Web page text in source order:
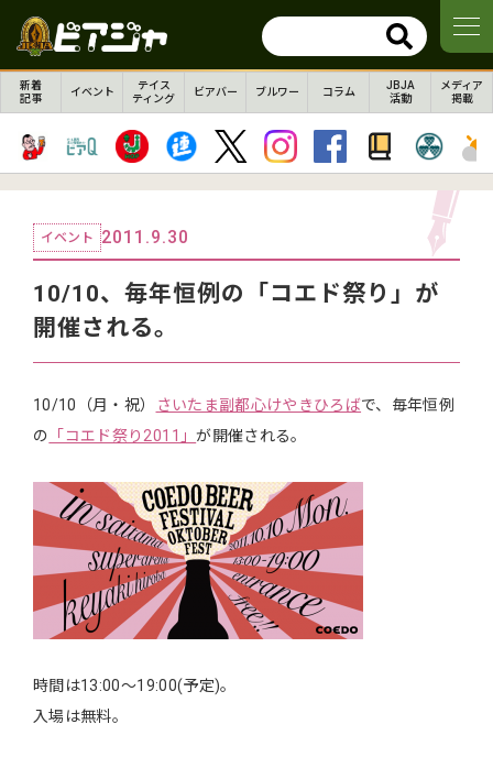
新着
記事
イベント
テイス
ティング
ビアバー ブルワー コラム
JBJA
活動
メディア
掲載
イベント 2011.9.30
10/10、毎年恒例の「コエド祭り」が
開催される。
10/10（月・祝） さいたま副都心けやきひろばで、毎年恒例
の 「コエド祭り2011」が開催される。
時間は13:00～19:00(予定)。
入場は無料。